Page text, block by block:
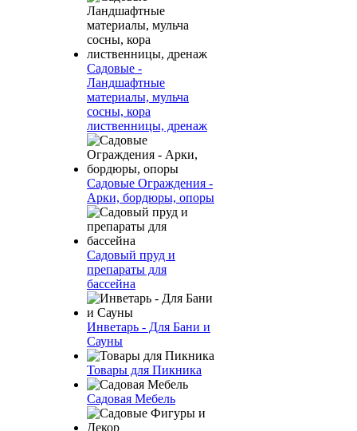
Садовые -
Ландшафтные
материалы, мульча
сосны, кора
лиственницы, дренаж
Садовые Ограждения -
Арки, бордюры, опоры
Садовый пруд и
препараты для
бассейна
Инветарь - Для Бани и
Сауны
Товары для Пикника
Садовая Мебель